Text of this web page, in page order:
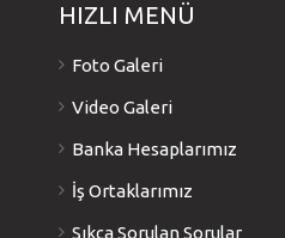
HIZLI MENÜ
Foto Galeri
Video Galeri
Banka Hesaplarımız
İş Ortaklarımız
Sıkça Sorulan Sorular